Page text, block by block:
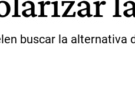
buscar la